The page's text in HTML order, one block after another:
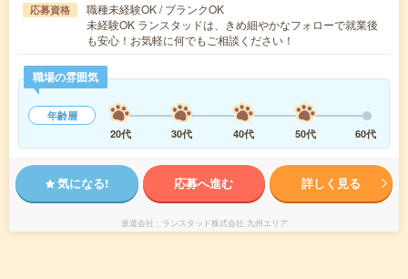
応募資格
職種未経験OK / ブランクOK
未経験OK ランスタッドは、きめ細やかなフォローで就業後
も安心！お気軽に何でもご相談ください！
職場の雰囲気
年齢層
20代
30代 40代 50代 60代
気になる! 応募へ進む 詳しく見る
派遣会社 ランスタッド株式会社 九州エリア